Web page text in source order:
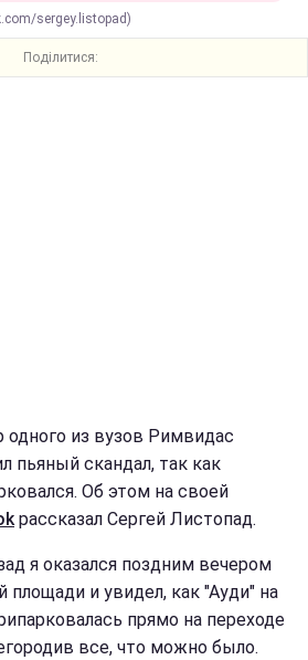
sergey.listopad)
Поділитися:
одного из вузов Римвидас
пьяный скандал, так как
Об этом на своей
рассказал Сергей Листопад.
я оказался поздним вечером
площади и увидел, как "Ауди" на
прямо на переходе
все, что можно было.